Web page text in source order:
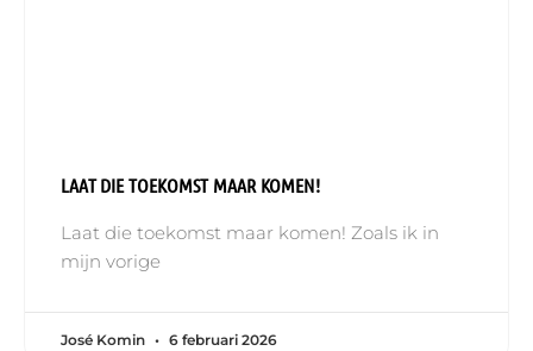
LAAT DIE TOEKOMST MAAR KOMEN!
Laat die toekomst maar komen! Zoals ik in
mijn vorige
José Komin 6 februari 2026